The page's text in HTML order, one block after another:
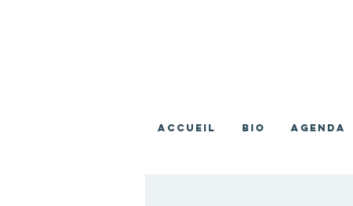
ACCUEIL BIO AGENDA